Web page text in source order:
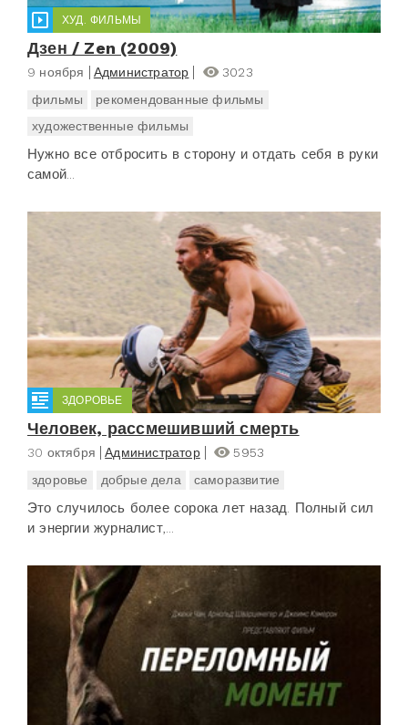
ХУД. ФИЛЬМЫ
Дзен / Zen (2009)
9 ноября Администратор
3023
фильмы
рекомендованные фильмы
художественные фильмы
Нужно все отбросить в сторону и отдать себя в руки
самой...
ЗДОРОВЬЕ
Человек, рассмешивший смерть
30 октября Администратор
5953
здоровье
добрые дела саморазвитие
Это случилось более сорока лет назад. Полный сил
и энергии журналист,...